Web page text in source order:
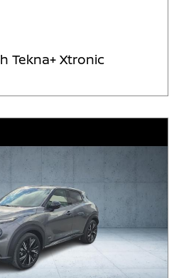
Tekna+ Xtronic